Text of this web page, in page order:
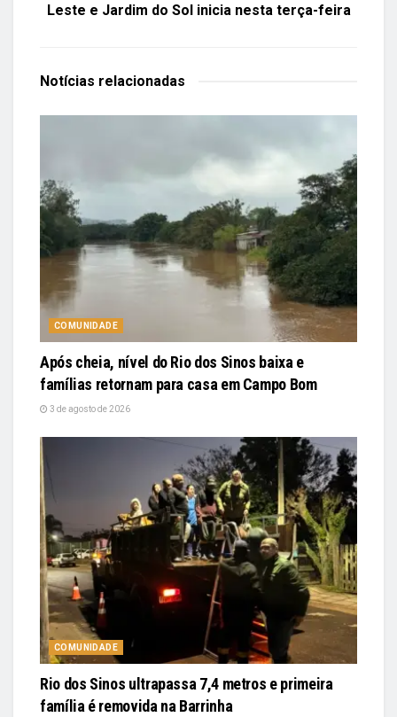
Leste e Jardim do Sol inicia nesta terça-feira
Notícias relacionadas
COMUNIDADE
Após cheia, nível do Rio dos Sinos baixa e
famílias retornam para casa em Campo Bom
3 de agosto de 2026
COMUNIDADE
Rio dos Sinos ultrapassa 7,4 metros e primeira
família é removida na Barrinha